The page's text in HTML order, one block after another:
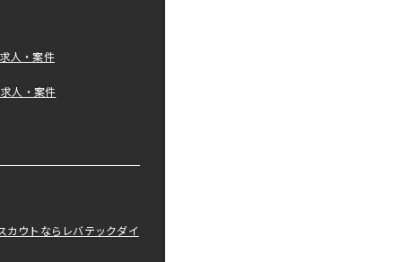
人・案件
人・案件
カウトならレバテックダイ